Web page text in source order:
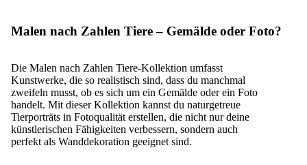
Malen nach Zahlen Tiere – Gemälde oder Foto?
Die Malen nach Zahlen Tiere-Kollektion umfasst
Kunstwerke, die so realistisch sind, dass du manchmal
zweifeln musst, ob es sich um ein Gemälde oder ein Foto
handelt. Mit dieser Kollektion kannst du naturgetreue
Tierporträts in Fotoqualität erstellen, die nicht nur deine
künstlerischen Fähigkeiten verbessern, sondern auch
perfekt als Wanddekoration geeignet sind.